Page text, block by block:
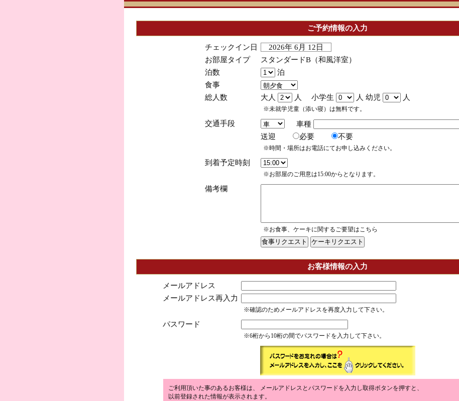
ご予約情報の入力
チェックイン日
2026年 6月 12日
お部屋タイプ
スタンダードB（和風洋室）
泊数
泊
食事
総人数
大人 人 小学生 人 幼児 人
※未就学児童（添い寝）は無料です。
交通手段
車種
送迎
必要 不要
※時間・場所はお電話にてお申し込みください。
到着予定時刻
※お部屋のご用意は15:00からとなります。
備考欄
※お食事、ケーキに関するご要望はこちら
お客様情報の入力
メールアドレス
メールアドレス再入力
※確認のためメールアドレスを再度入力して下さい。
パスワード
※6桁から10桁の間でパスワードを入力して下さい。
ご利用頂いた事のあるお客様は、 メールアドレスとパスワードを入力し取得ボタンを押すと、
以前登録された情報が表示されます。